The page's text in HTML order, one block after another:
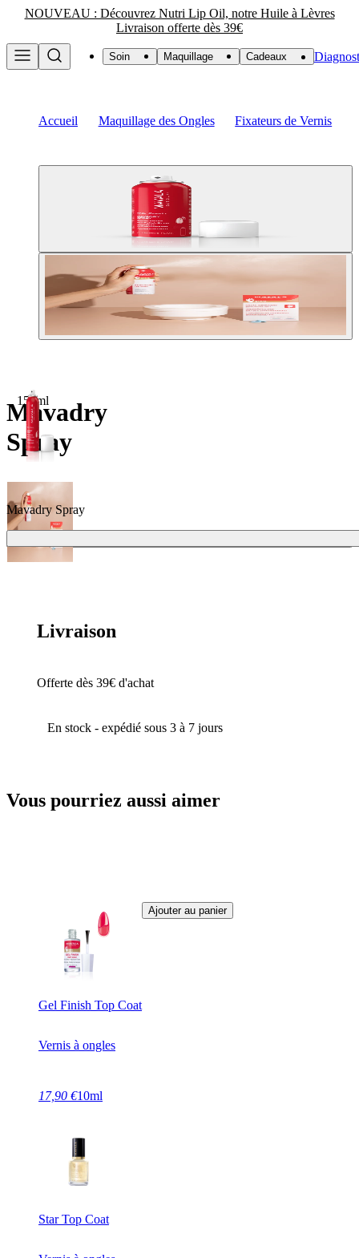
NOUVEAU : Découvrez Nutri Lip Oil, notre Huile à Lèvres
Livraison offerte dès 39€
Soin Maquillage Cadeaux
Accueil Maquillage des Ongles Fixateurs de Vernis
Mavadry
Spray
150ml
Mavadry Spray
Livraison
Offerte dès 39€ d'achat
En stock - expédié sous 3 à 7 jours
Vous pourriez aussi aimer
Gel Finish Top Coat
Vernis à ongles
17,90 €10ml
Ajouter au panier
Star Top Coat